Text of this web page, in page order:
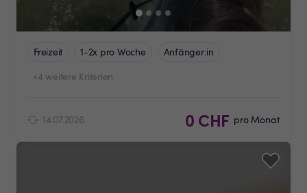
Freizeit 1-2x pro Woche
Anfänger:in
+4 weitere Kriterien
14.07.2026 0 CHF pro Monat